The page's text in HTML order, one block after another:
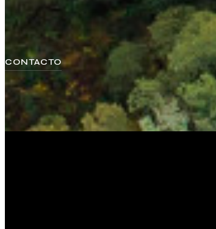
CONTACTO